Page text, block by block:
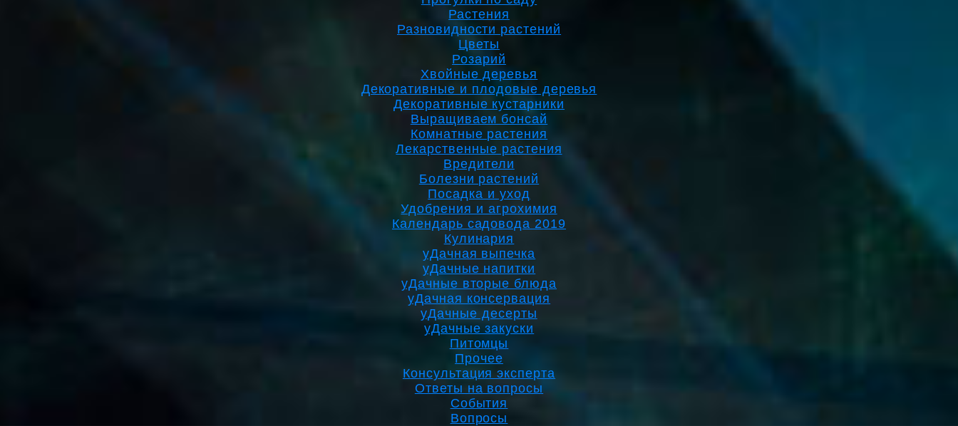
Растения
Разновидности растений
Цветы
Розарий
Хвойные деревья
Декоративные и плодовые деревья
Декоративные кустарники
Выращиваем бонсай
Комнатные растения
Лекарственные растения
Вредители
Болезни растений
Посадка и уход
Удобрения и агрохимия
Календарь садовода 2019
Кулинария
уДачная выпечка
уДачные напитки
уДачные вторые блюда
уДачная консервация
уДачные десерты
уДачные закуски
Питомцы
Прочее
Консультация эксперта
Ответы на вопросы
События
Вопросы